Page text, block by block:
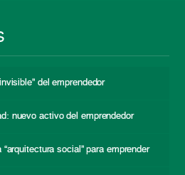
del emprendedor
nuevo activo del emprendedor
social” para emprender